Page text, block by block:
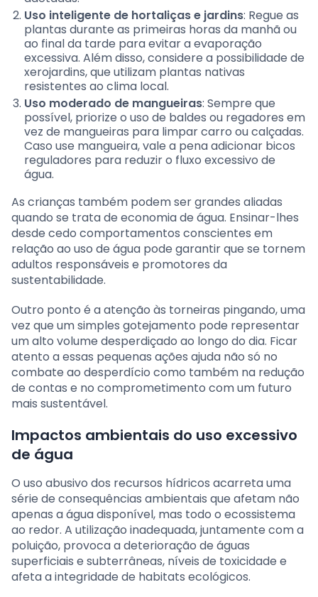
Uso inteligente de hortaliças e jardins: Regue as
plantas durante as primeiras horas da manhã ou
ao final da tarde para evitar a evaporação
excessiva. Além disso, considere a possibilidade de
xerojardins, que utilizam plantas nativas
resistentes ao clima local.
Uso moderado de mangueiras: Sempre que
possível, priorize o uso de baldes ou regadores em
vez de mangueiras para limpar carro ou calçadas.
Caso use mangueira, vale a pena adicionar bicos
reguladores para reduzir o fluxo excessivo de
água.
As crianças também podem ser grandes aliadas
quando se trata de economia de água. Ensinar-lhes
desde cedo comportamentos conscientes em
relação ao uso de água pode garantir que se tornem
adultos responsáveis e promotores da
sustentabilidade.
Outro ponto é a atenção às torneiras pingando, uma
vez que um simples gotejamento pode representar
um alto volume desperdiçado ao longo do dia. Ficar
atento a essas pequenas ações ajuda não só no
combate ao desperdício como também na redução
de contas e no comprometimento com um futuro
mais sustentável.
Impactos ambientais do uso excessivo
de água
O uso abusivo dos recursos hídricos acarreta uma
série de consequências ambientais que afetam não
apenas a água disponível, mas todo o ecossistema
ao redor. A utilização inadequada, juntamente com a
poluição, provoca a deterioração de águas
superficiais e subterrâneas, níveis de toxicidade e
afeta a integridade de habitats ecológicos.